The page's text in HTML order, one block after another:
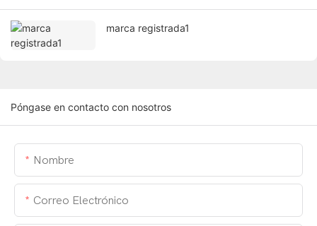
marca registrada1
Póngase en contacto con nosotros
Nombre
Correo Electrónico